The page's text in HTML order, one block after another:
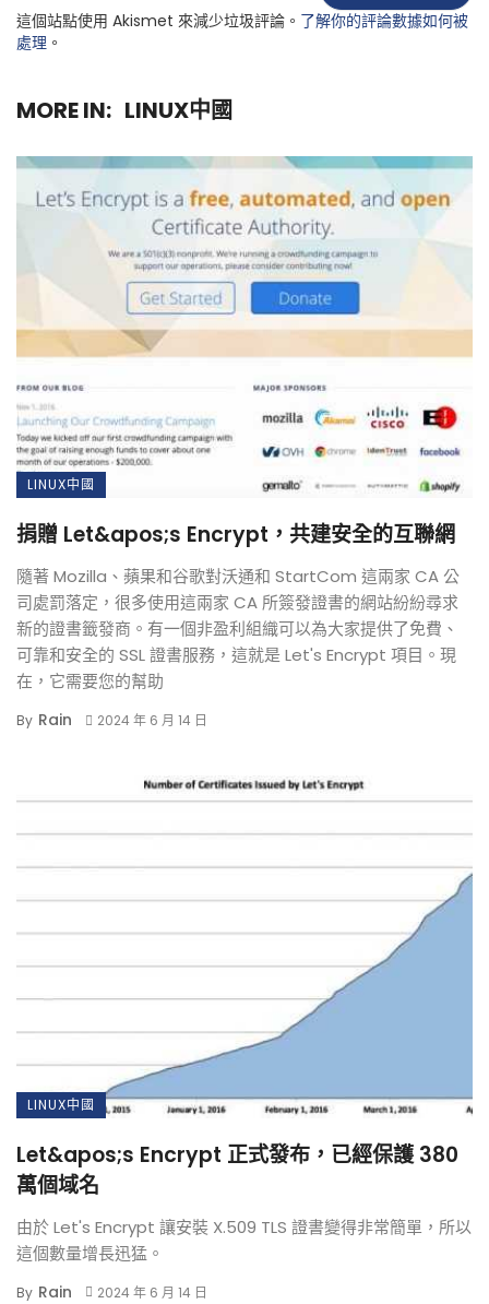
這個站點使用 Akismet 來減少垃圾評論。 了解你的評論數據如何被
處理 。
MORE IN: LINUX中國
LINUX中國
捐贈 Let&apos;s Encrypt，共建安全的互聯網
隨著 Mozilla、蘋果和谷歌對沃通和 StartCom 這兩家 CA 公
司處罰落定，很多使用這兩家 CA 所簽發證書的網站紛紛尋求
新的證書籤發商。有一個非盈利組織可以為大家提供了免費、
可靠和安全的 SSL 證書服務，這就是 Let's Encrypt 項目。現
在，它需要您的幫助
By Rain 2024 年 6 月 14 日
LINUX中國
Let&apos;s Encrypt 正式發布，已經保護 380
萬個域名
由於 Let's Encrypt 讓安裝 X.509 TLS 證書變得非常簡單，所以
這個數量增長迅猛。
By Rain 2024 年 6 月 14 日